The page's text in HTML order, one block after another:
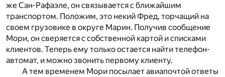
же Сан-Рафаэле, он связывается с ближайшим
транспортом. Положим, это некий Фред, торчащий на
своем грузовике в округе Марин. Получив сообщение
Мори, он сверяется с собственной картой и списками
клиентов. Теперь ему только остается найти телефон-
автомат, и можно звонить первому клиенту.
А тем временем Мори посылает авиапочтой ответы